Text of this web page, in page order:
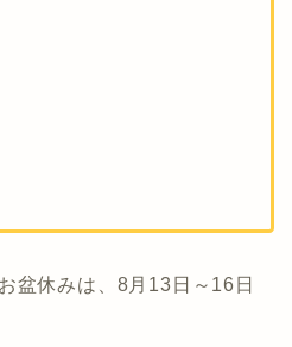
盆休みは、8月13日～16日